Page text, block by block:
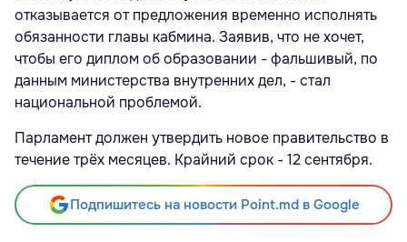
отказывается от предложения временно исполнять
обязанности главы кабмина. Заявив, что не хочет,
чтобы его диплом об образовании - фальшивый, по
данным министерства внутренних дел, - стал
национальной проблемой.
Парламент должен утвердить новое правительство в
течение трёх месяцев. Крайний срок - 12 сентября.
Подпишитесь на новости Point.md в Google